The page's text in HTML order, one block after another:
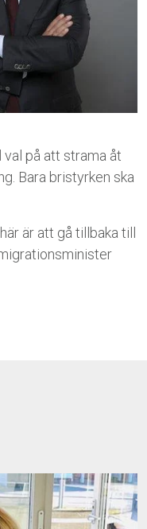
på att strama åt
Bara bristyrken ska
är att gå tillbaka till